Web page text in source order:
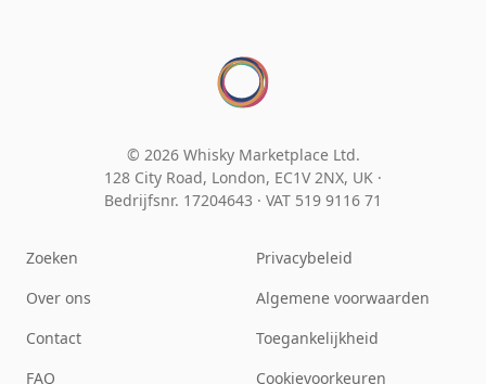
© 2026 Whisky Marketplace Ltd.
128 City Road, London, EC1V 2NX, UK ·
Bedrijfsnr. 17204643 · VAT 519 9116 71
Zoeken
Over ons
Contact
FAQ
Privacybeleid
Algemene voorwaarden
Toegankelijkheid
Cookievoorkeuren